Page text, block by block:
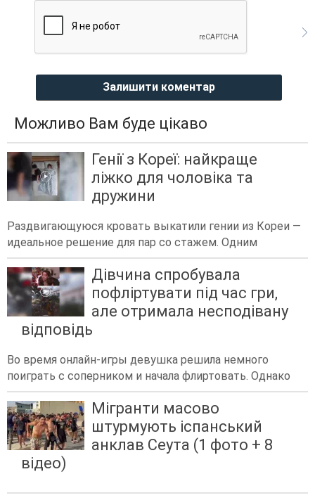
Залишити коментар
Можливо Вам буде цікаво
Генії з Кореї: найкраще
ліжко для чоловіка та
дружини
Раздвигающуюся кровать выкатили гении из Кореи —
идеальное решение для пар со стажем. Одним
Дівчина спробувала
пофліртувати під час гри,
але отримала несподівану
відповідь
Во время онлайн-игры девушка решила немного
поиграть с соперником и начала флиртовать. Однако
Мігранти масово
штурмують іспанський
анклав Сеута (1 фото + 8
відео)